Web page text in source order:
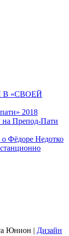
«СВОЕЙ
2018
на Препод-Пати
Фёдоре Недотко
Юнион | Дизайн